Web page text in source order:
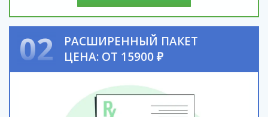
02
РАСШИРЕННЫЙ ПАКЕТ
ЦЕНА: ОТ 15900 ₽